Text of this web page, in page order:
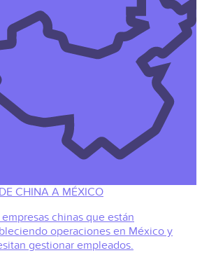
CHINA A MÉXICO
empresas chinas que están
operaciones en México y
gestionar empleados.